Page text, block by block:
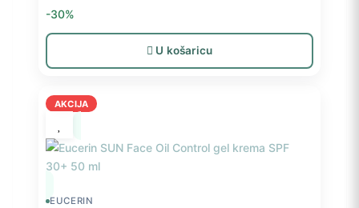
33,60 KM.
-30%
U košaricu
AKCIJA
EUCERIN